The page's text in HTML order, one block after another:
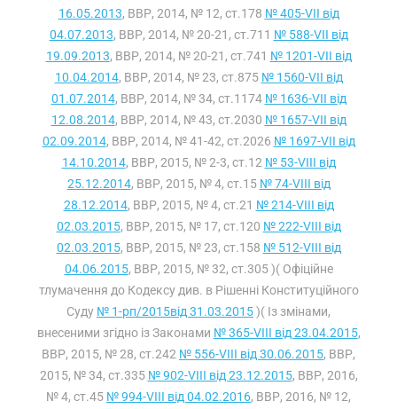
16.05.2013, ВВР, 2014, № 12, ст.178 № 405-VII від
04.07.2013, ВВР, 2014, № 20-21, ст.711 № 588-VII від
19.09.2013, ВВР, 2014, № 20-21, ст.741 № 1201-VII від
10.04.2014, ВВР, 2014, № 23, ст.875 № 1560-VII від
01.07.2014, ВВР, 2014, № 34, ст.1174 № 1636-VII від
12.08.2014, ВВР, 2014, № 43, ст.2030 № 1657-VII від
02.09.2014, ВВР, 2014, № 41-42, ст.2026 № 1697-VII від
14.10.2014, ВВР, 2015, № 2-3, ст.12 № 53-VIII від
25.12.2014, ВВР, 2015, № 4, ст.15 № 74-VIII від
28.12.2014, ВВР, 2015, № 4, ст.21 № 214-VIII від
02.03.2015, ВВР, 2015, № 17, ст.120 № 222-VIII від
02.03.2015, ВВР, 2015, № 23, ст.158 № 512-VIII від
04.06.2015, ВВР, 2015, № 32, ст.305 )( Офіційне
тлумачення до Кодексу див. в Рішенні Конституційного
Суду № 1-рп/2015від 31.03.2015)( Із змінами,
внесеними згідно із Законами № 365-VIII від 23.04.2015,
ВВР, 2015, № 28, ст.242 № 556-VIII від 30.06.2015, ВВР,
2015, № 34, ст.335 № 902-VIII від 23.12.2015, ВВР, 2016,
№ 4, ст.45 № 994-VIII від 04.02.2016, ВВР, 2016, № 12,